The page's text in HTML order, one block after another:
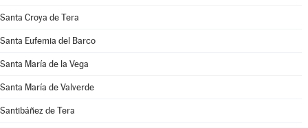
Santa Croya de Tera
Santa Eufemia del Barco
Santa María de la Vega
Santa María de Valverde
Santibáñez de Tera